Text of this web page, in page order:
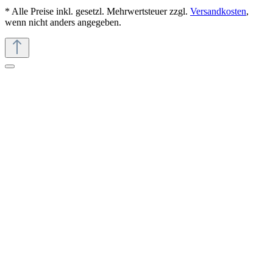
* Alle Preise inkl. gesetzl. Mehrwertsteuer zzgl. Versandkosten,
wenn nicht anders angegeben.